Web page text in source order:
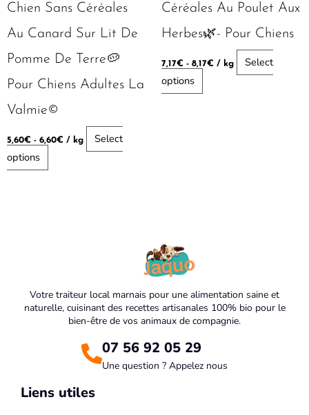
Chien Sans Céréales
Au Canard Sur Lit De
Pomme De Terre🥔
Pour Chiens Adultes La
Valmie©
5,60€ - 6,60€ / kg
Select
options
Céréales Au Poulet Aux
Herbes🌿- Pour Chiens
7,17€ - 8,17€ / kg
Select
options
Votre traiteur local marnais pour une alimentation saine et
naturelle, cuisinant des recettes artisanales 100% bio pour le
bien-être de vos animaux de compagnie.
07 56 92 05 29
Une question ? Appelez nous
Liens utiles